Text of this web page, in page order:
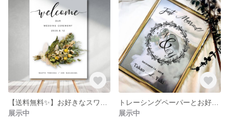
展示中
展示中